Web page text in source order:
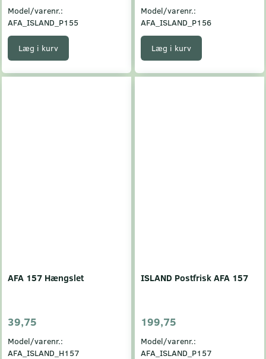
Model/varenr.:
AFA_ISLAND_P155
Læg i kurv
Model/varenr.:
AFA_ISLAND_P156
Læg i kurv
AFA 157 Hængslet
39,75
Model/varenr.:
AFA_ISLAND_H157
ISLAND Postfrisk AFA 157
199,75
Model/varenr.:
AFA_ISLAND_P157